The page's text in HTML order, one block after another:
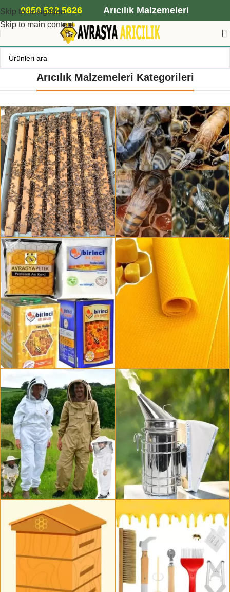
Skip to navigation
Skip to main content
ANA ARI SİPARİŞİ İÇİN TIKLAYIN
0850 532 5626 Arıcılık Malzemeleri
Arıcılık Malzemeleri Kategorileri
Paket Arı Ve Satılık Arı
1 ürün
Ana Arı Ve Arı Satışı
9 ürün
Arı Keki Ve Arı Yemi
16 ürün
Temel Petek Ve Bal Mumu
11 ürün
Arıcı Maskesi Ve Kıyafetleri
19 ürün
Arıcı Körükleri Ve Çeşitleri
17 ürün